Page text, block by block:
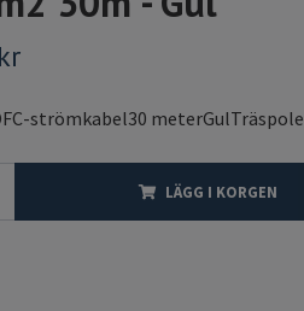
strömkabel30 meterGulTräspole
LÄGG I KORGEN